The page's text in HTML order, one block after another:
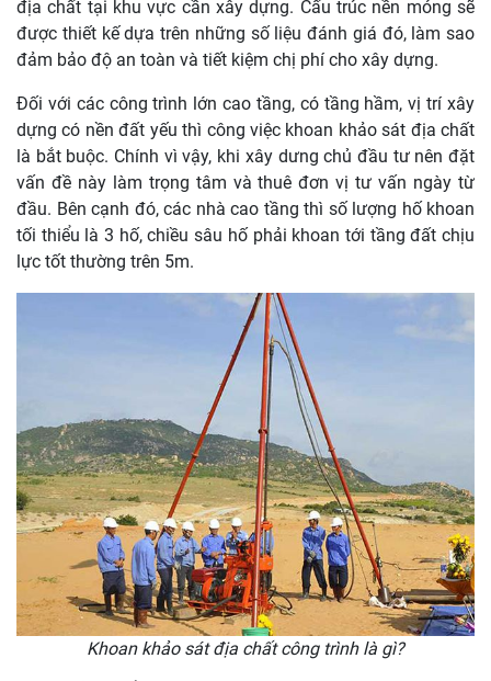
địa chất tại khu vực cần xây dựng. Cấu trúc nền móng sẽ
được thiết kế dựa trên những số liệu đánh giá đó, làm sao
đảm bảo độ an toàn và tiết kiệm chị phí cho xây dựng.
Đối với các công trình lớn cao tầng, có tầng hầm, vị trí xây
dựng có nền đất yếu thì công việc khoan khảo sát địa chất
là bắt buộc. Chính vì vậy, khi xây dưng chủ đầu tư nên đặt
vấn đề này làm trọng tâm và thuê đơn vị tư vấn ngày từ
đầu. Bên cạnh đó, các nhà cao tầng thì số lượng hố khoan
tối thiểu là 3 hố, chiều sâu hố phải khoan tới tầng đất chịu
lực tốt thường trên 5m.
Khoan khảo sát địa chất công trình là gì?